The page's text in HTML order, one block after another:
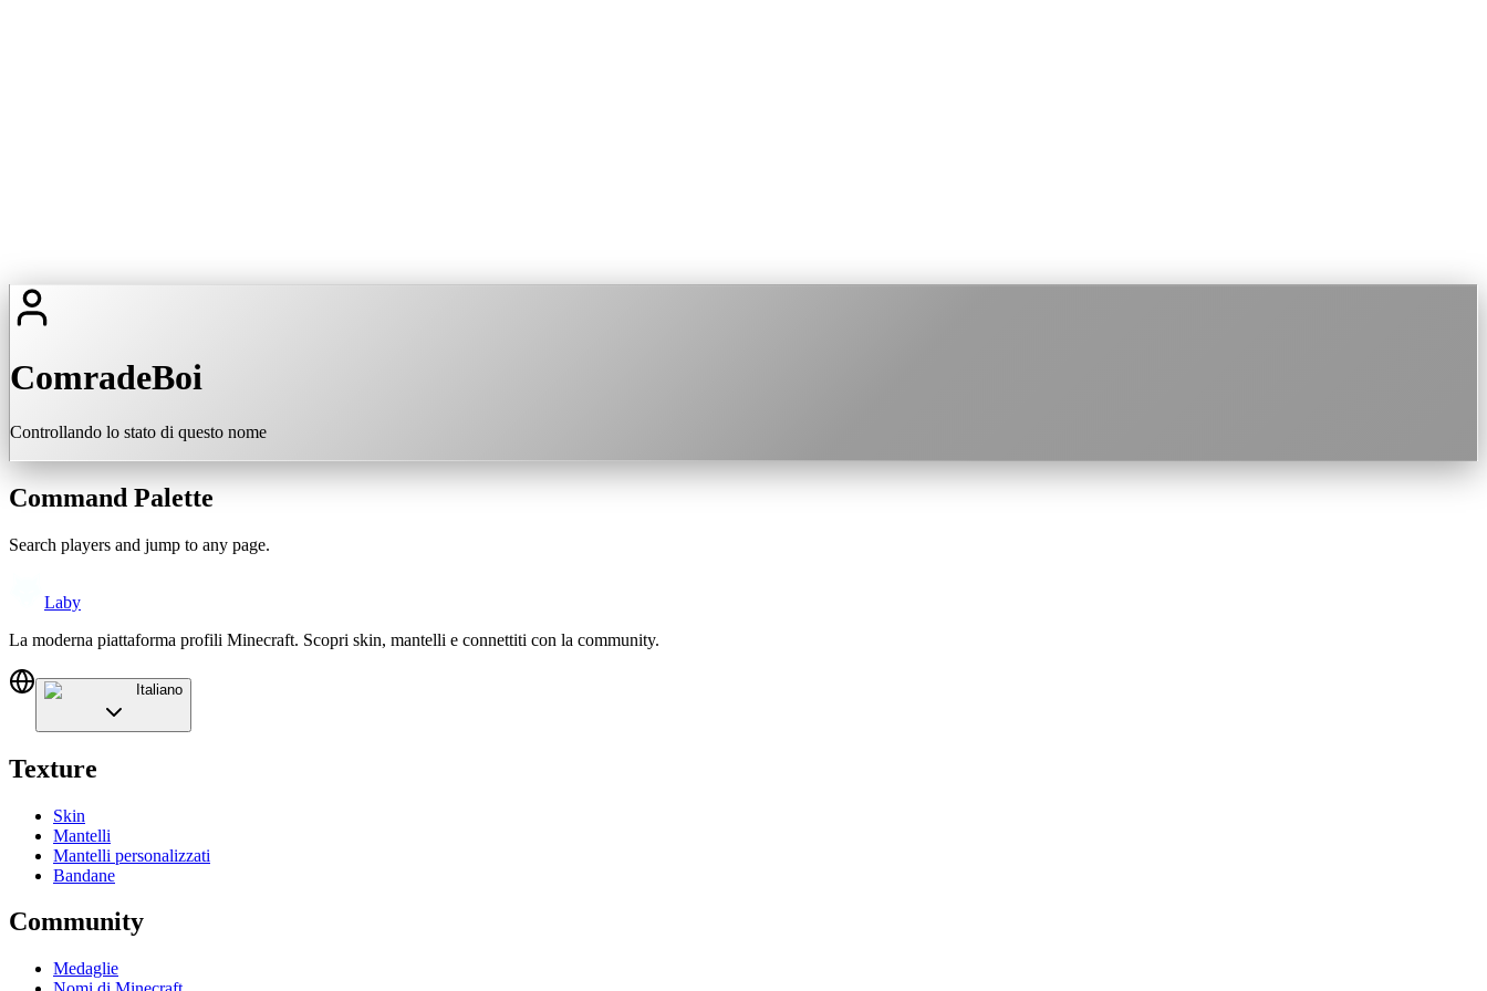
ComradeBoi
Controllando lo stato di questo nome
Command Palette
Search players and jump to any page.
Laby
La moderna piattaforma profili Minecraft. Scopri skin, mantelli e connettiti con la community.
Italiano
Texture
Skin
Mantelli
Mantelli personalizzati
Bandane
Community
Medaglie